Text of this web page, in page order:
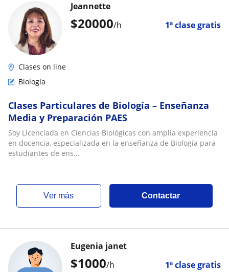
$20000/h 1ª clase gratis
Jeannette
Clases on line
Biología
Clases Particulares de Biología – Enseñanza
Media y Preparación PAES
Soy Licenciada en Ciencias Biológicas con amplia experiencia
en docencia, especializada en la enseñanza de Biología para
estudiantes de ens...
ver más Contactar
$1000/h 1ª clase gratis
Eugenia janet